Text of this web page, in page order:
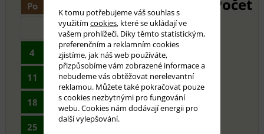
Po
1
2 3
4 5 6 7 8 9
11 12 13 14 15 16 17
18 19 20 21 22 23 24
25 27
Počet
K tomu potřebujeme váš souhlas s
využitím cookies, které se ukládají ve
vašem prohlížeči. Díky těmto statistickým,
preferenčním a reklamním cookies
zjistíme, jak náš web používáte,
přizpůsobíme vám zobrazené informace a
nebudeme vás obtěžovat nerelevantní
reklamou. Můžete také pokračovat pouze
s cookies nezbytnými pro fungování
webu. Cookies nám dodávají energii pro
další vylepšování.